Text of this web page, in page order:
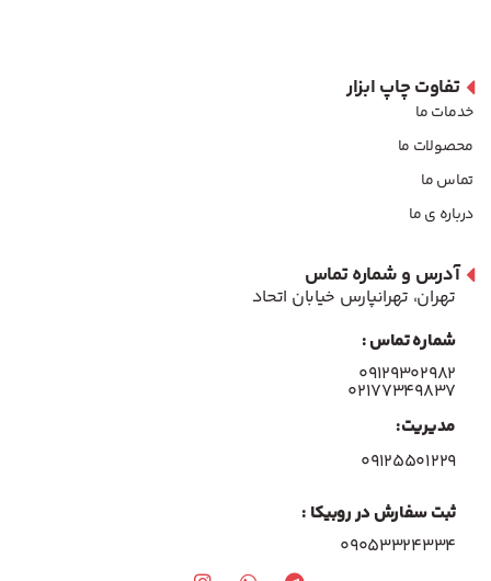
تفاوت چاپ ابزار
خدمات ما
محصولات ما
تماس ما
درباره ی ما
آدرس و شماره تماس
تهران، تهرانپارس خیابان اتحاد
شماره تماس :
۰۹۱۲۹۳۰۲۹۸۲
۰۲۱۷۷۳۴۹۸۳۷
مدیریت:
۰۹۱۲۵۵۰۱۲۲۹
ثبت سفارش در روبیکا :
09053324334